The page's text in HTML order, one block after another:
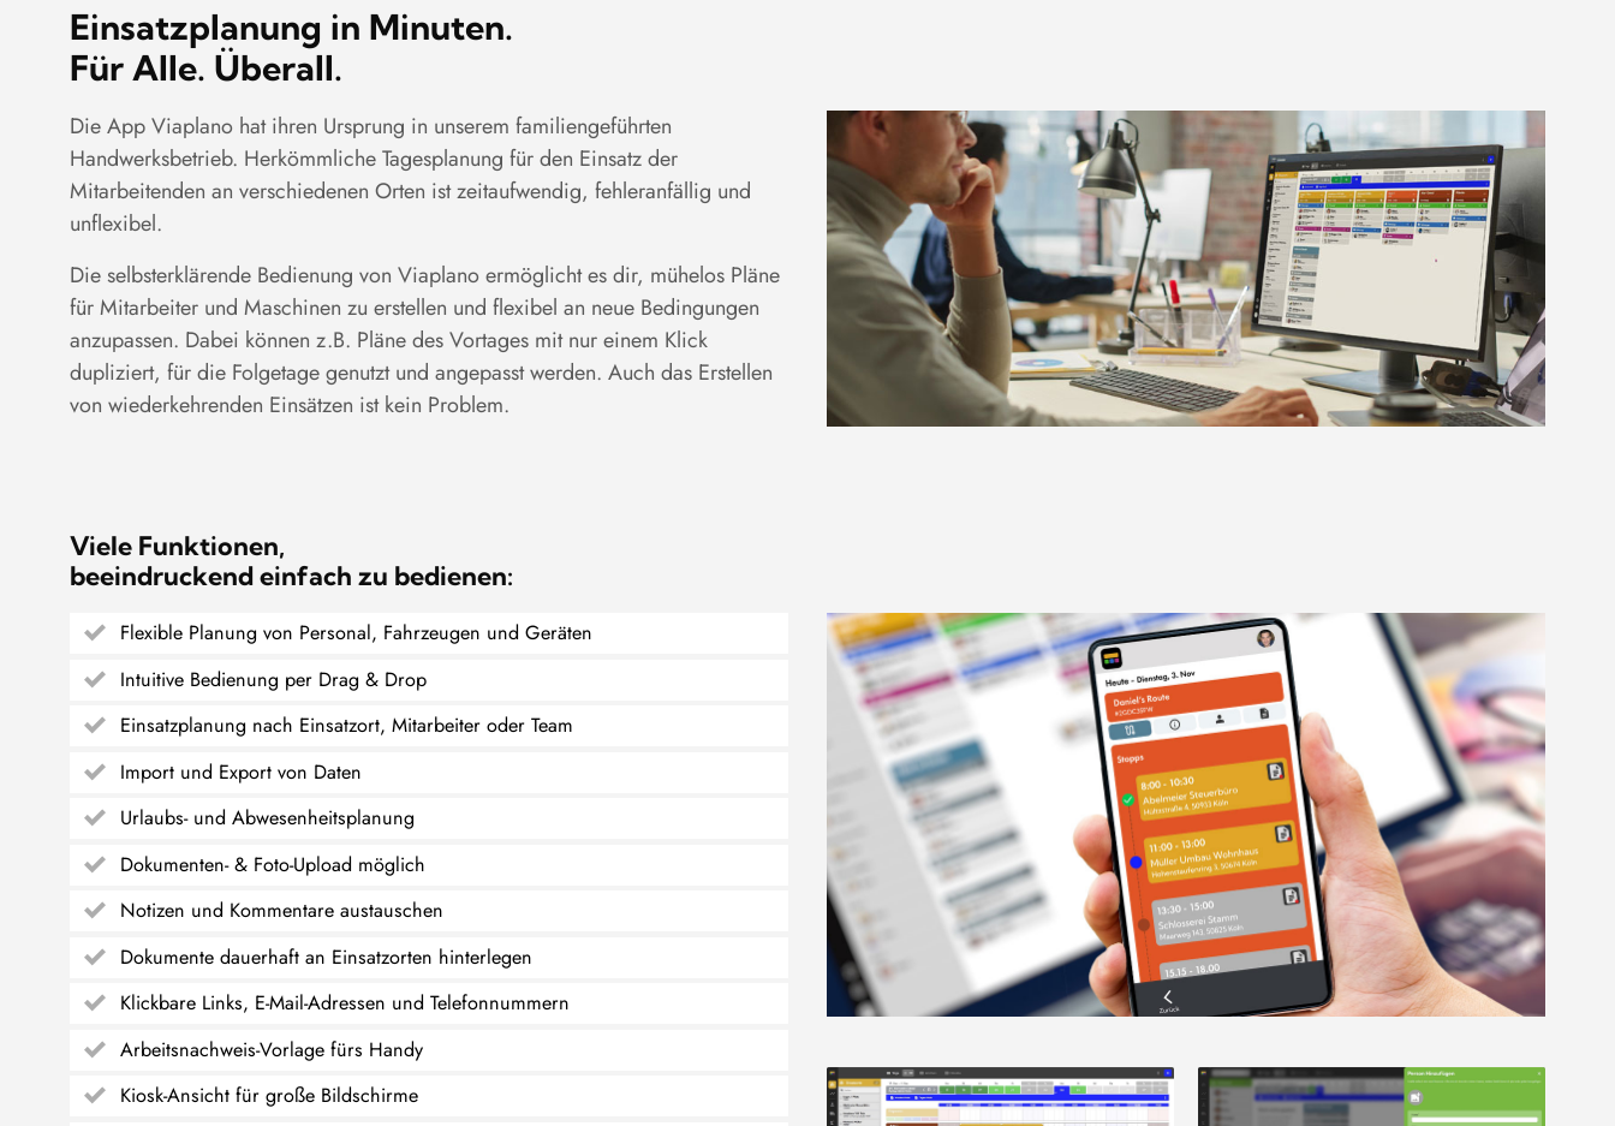
Einsatzplanung in Minuten.
Für Alle. Überall.
Die App Viaplano hat ihren Ursprung in unserem familiengeführten
Handwerksbetrieb. Herkömmliche Tagesplanung für den Einsatz der
Mitarbeitenden an verschiedenen Orten ist zeitaufwendig, fehleranfällig und
unflexibel.
Die selbsterklärende Bedienung von Viaplano ermöglicht es dir, mühelos Pläne
für Mitarbeiter und Maschinen zu erstellen und flexibel an neue Bedingungen
anzupassen. Dabei können z.B. Pläne des Vortages mit nur einem Klick
dupliziert, für die Folgetage genutzt und angepasst werden. Auch das Erstellen
von wiederkehrenden Einsätzen ist kein Problem.
Viele Funktionen,
beeindruckend einfach zu bedienen:
Flexible Planung von Personal, Fahrzeugen und Geräten
Intuitive Bedienung per Drag & Drop
Einsatzplanung nach Einsatzort, Mitarbeiter oder Team
Import und Export von Daten
Urlaubs- und Abwesenheitsplanung
Dokumenten- & Foto-Upload möglich
Notizen und Kommentare austauschen
Dokumente dauerhaft an Einsatzorten hinterlegen
Klickbare Links, E-Mail-Adressen und Telefonnummern
Arbeitsnachweis-Vorlage fürs Handy
Kiosk-Ansicht für große Bildschirme